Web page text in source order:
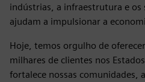
indústrias, a infraestrutura e
ajudam a impulsionar a
Hoje, temos orgulho de
milhares de clientes nos
fortalece nossas comunidades,